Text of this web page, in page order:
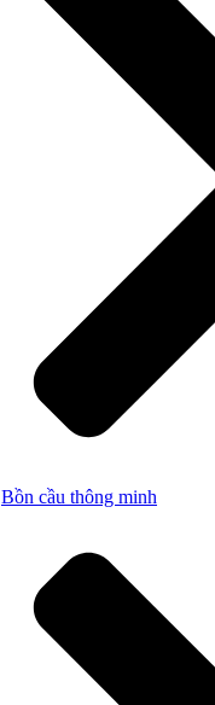
Bồn cầu thông minh